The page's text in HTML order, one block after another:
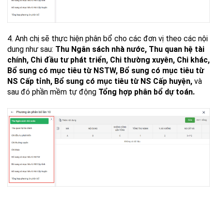
4. Anh chị sẽ thực hiện phân bổ cho các đơn vị theo các nội
dung như sau: Thu Ngân sách nhà nước, Thu quan hệ tài
chính, Chi đầu tư phát triển, Chi thường xuyên, Chi khác,
Bổ sung có mục tiêu từ NSTW, Bổ sung có mục tiêu từ
NS Cấp tỉnh, Bổ sung có mục tiêu từ NS Cấp huyện, và
sau đó phần mềm tự động Tổng hợp phân bổ dự toán.